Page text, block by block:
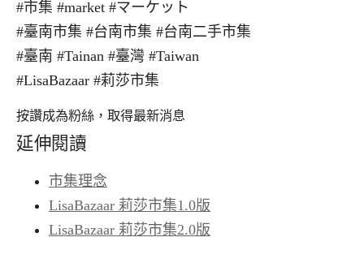
#市集 #market #マーケット
#臺南市集 #台南市集 #台南二手市集
#臺南 #Tainan #臺灣 #Taiwan
#LisaBazaar #莉莎市集
按讚成為粉絲，取得最新消息
延伸閱讀
市集理念
LisaBazaar 莉莎市集1.0版
LisaBazaar 莉莎市集2.0版